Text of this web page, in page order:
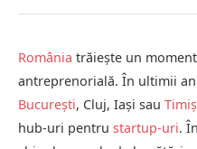
România trăiește un
antreprenorială. În ultimii
București, Cluj, Iași sau
hub-uri pentru startup-uri.